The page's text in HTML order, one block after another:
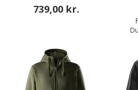
739,00 kr.